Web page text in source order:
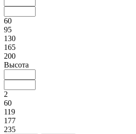
60
95
130
165
200
Высота
2
60
119
177
235